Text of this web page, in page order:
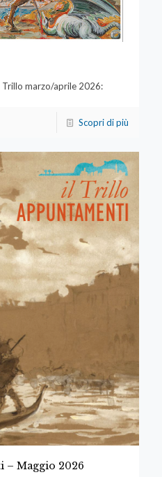
marzo/aprile 2026:
Scopri di più
Maggio 2026